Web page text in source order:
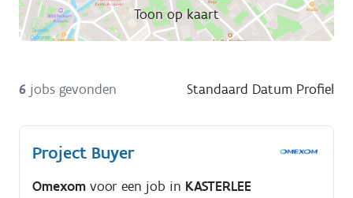
Toon op kaart
6 jobs gevonden Standaard Datum Profiel
Project Buyer
Omexom voor een job in KASTERLEE